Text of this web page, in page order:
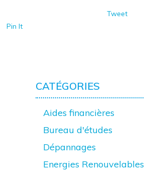
Tweet
Pin It
CATÉGORIES
Aides financières
Bureau d'études
Dépannages
Energies Renouvelables